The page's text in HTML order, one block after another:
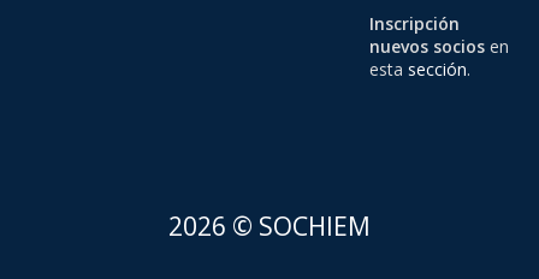
Inscripción
nuevos sociosen
esta sección.
2026 © SOCHIEM